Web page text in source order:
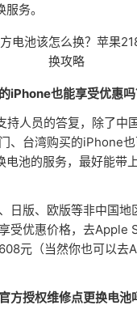
务。
也能享受优惠吗
人员的答复，除了中
、台湾购买的iPhone
电池的服务，最好能带
版、欧版等非中国地
受优惠价格，去Apple
元（当然你也可以去
授权维修点更换电池